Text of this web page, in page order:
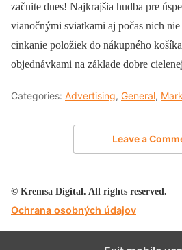
začnite dnes! Najkrajšia hudba pre
vianočnými sviatkami aj počas nich nie
cinkanie položiek do nákupného
objednávkami na základe dobre
Categories: Advertising, General,
Leave a
© Kremsa Digital. All rights reserved.
Ochrana osobných údajov